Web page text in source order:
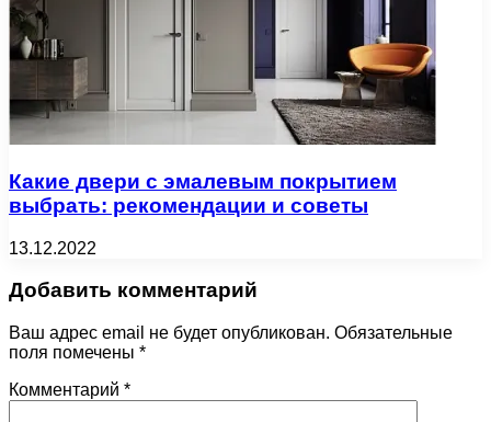
Какие двери с эмалевым покрытием
выбрать: рекомендации и советы
13.12.2022
Добавить комментарий
Ваш адрес email не будет опубликован. Обязательные
поля помечены *
Комментарий *